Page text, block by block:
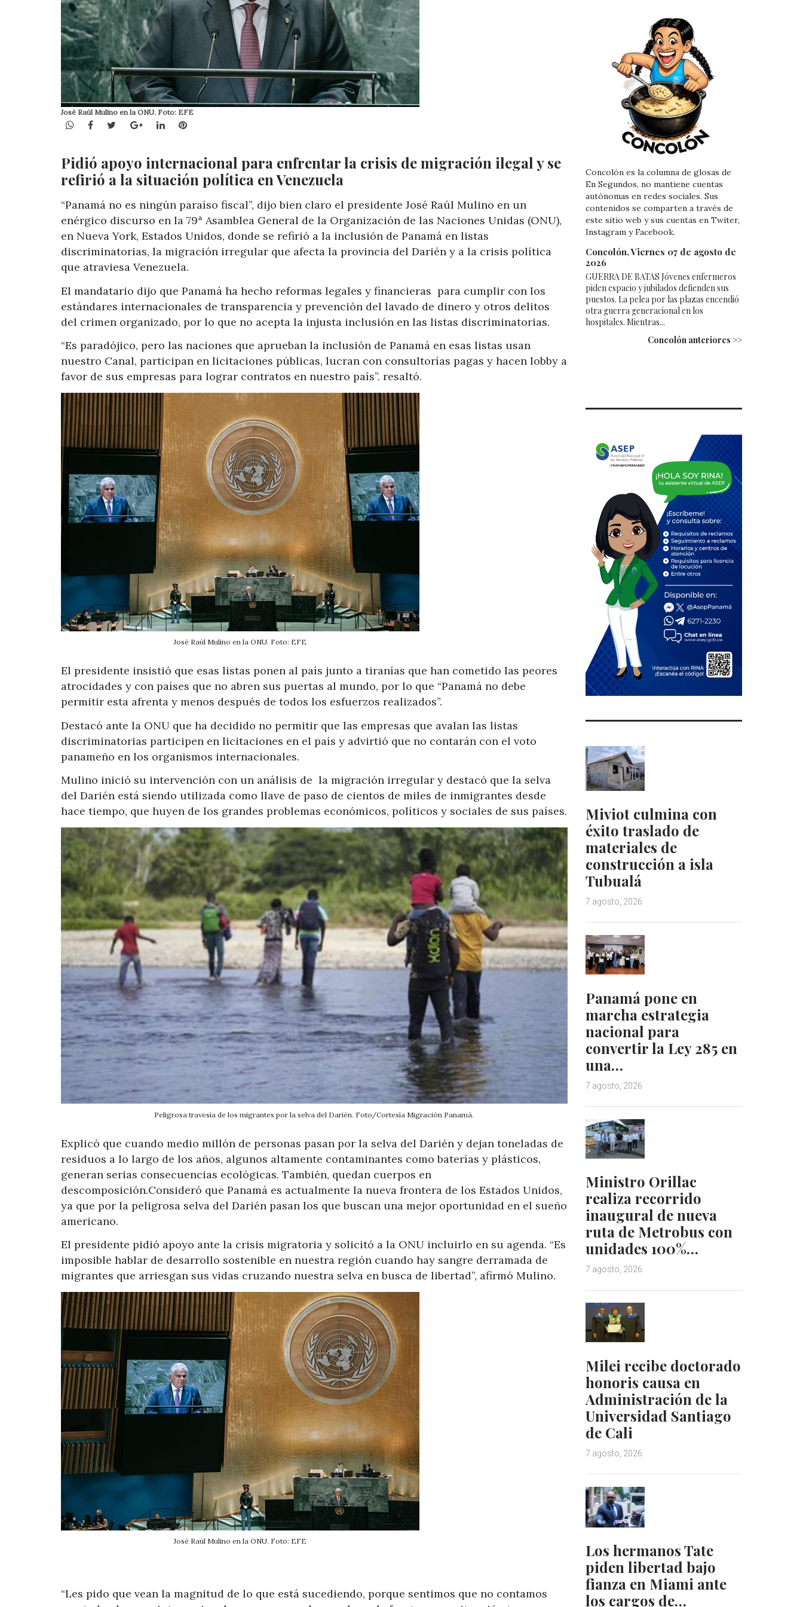
José Raúl Mulino en la ONU. Foto: EFE
WhatsApp
Facebook
TwitterGoogle+LinkedInPinterest
Pidió apoyo internacional para enfrentar la crisis de migración ilegal y se
refirió a la situación política en Venezuela
“Panamá no es ningún paraíso fiscal”, dijo bien claro el presidente José Raúl Mulino en un
enérgico discurso en la 79ª Asamblea General de la Organización de las Naciones Unidas (ONU),
en Nueva York, Estados Unidos, donde se refirió a la inclusión de Panamá en listas
discriminatorias, la migración irregular que afecta la provincia del Darién y a la crisis política
que atraviesa Venezuela.
El mandatario dijo que Panamá ha hecho reformas legales y financieras para cumplir con los
estándares internacionales de transparencia y prevención del lavado de dinero y otros delitos
del crimen organizado, por lo que no acepta la injusta inclusión en las listas discriminatorias.
“Es paradójico, pero las naciones que aprueban la inclusión de Panamá en esas listas usan
nuestro Canal, participan en licitaciones públicas, lucran con consultorías pagas y hacen lobby a
favor de sus empresas para lograr contratos en nuestro país”. resaltó.
José Raúl Mulino en la ONU. Foto: EFE
El presidente insistió que esas listas ponen al país junto a tiranías que han cometido las peores
atrocidades y con países que no abren sus puertas al mundo, por lo que “Panamá no debe
permitir esta afrenta y menos después de todos los esfuerzos realizados”.
Destacó ante la ONU que ha decidido no permitir que las empresas que avalan las listas
discriminatorias participen en licitaciones en el país y advirtió que no contarán con el voto
panameño en los organismos internacionales.
Mulino inició su intervención con un análisis de la migración irregular y destacó que la selva
del Darién está siendo utilizada como llave de paso de cientos de miles de inmigrantes desde
hace tiempo, que huyen de los grandes problemas económicos, políticos y sociales de sus países.
Peligrosa travesía de los migrantes por la selva del Darién. Foto/Cortesía Migración Panamá.
Explicó que cuando medio millón de personas pasan por la selva del Darién y dejan toneladas de
residuos a lo largo de los años, algunos altamente contaminantes como baterías y plásticos,
generan serias consecuencias ecológicas. También, quedan cuerpos en
descomposición.Consideró que Panamá es actualmente la nueva frontera de los Estados Unidos,
ya que por la peligrosa selva del Darién pasan los que buscan una mejor oportunidad en el sueño
americano.
El presidente pidió apoyo ante la crisis migratoria y solicitó a la ONU incluirlo en su agenda. “Es
imposible hablar de desarrollo sostenible en nuestra región cuando hay sangre derramada de
migrantes que arriesgan sus vidas cruzando nuestra selva en busca de libertad”, afirmó Mulino.
José Raúl Mulino en la ONU. Foto: EFE
“Les pido que vean la magnitud de lo que está sucediendo, porque sentimos que no contamos
Concolón es la columna de glosas de
En Segundos, no mantiene cuentas
autónomas en redes sociales. Sus
contenidos se comparten a través de
este sitio web y sus cuentas en Twiter,
Instagram y Facebook.
Concolón, Viernes 07 de agosto de
2026
GUERRA DE BATAS Jóvenes enfermeros
piden espacio y jubilados defienden sus
puestos. La pelea por las plazas encendió
otra guerra generacional en los
hospitales. Mientras...
Concolón anteriores >>
Miviot culmina con
éxito traslado de
materiales de
construcción a isla
Tubualá
7 agosto, 2026
Panamá pone en
marcha estrategia
nacional para
convertir la Ley 285 en
una…
7 agosto, 2026
Ministro Orillac
realiza recorrido
inaugural de nueva
ruta de Metrobus con
unidades 100%…
7 agosto, 2026
Milei recibe doctorado
honoris causa en
Administración de la
Universidad Santiago
de Cali
7 agosto, 2026
Los hermanos Tate
piden libertad bajo
fianza en Miami ante
los cargos de…